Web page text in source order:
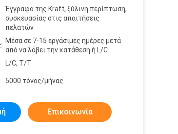
Έγγραφο της Kraft, ξύλινη περίπτωση,
συσκευασίας στις απαιτήσεις
πελατών
Μέσα σε 7-15 εργάσιμες ημέρες μετά
από να λάβει την κατάθεση ή L/C
L/C, T/T
5000 τόνος/μήνας
Επικοινωνία